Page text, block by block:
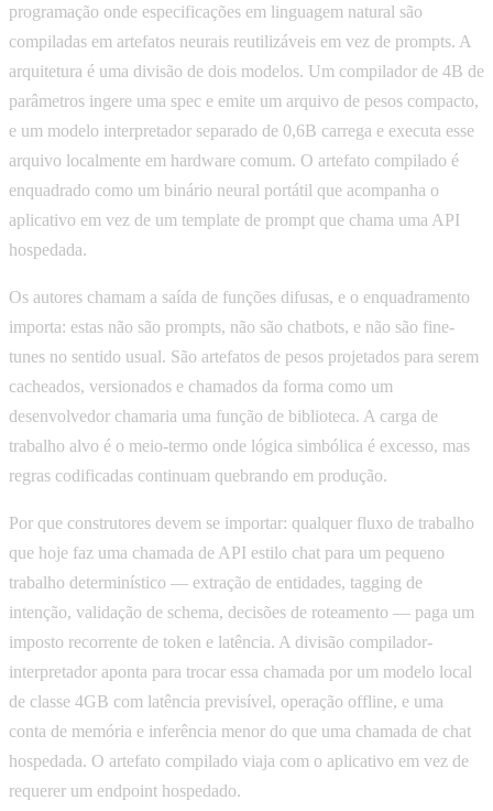
programação onde especificações em linguagem natural são
compiladas em artefatos neurais reutilizáveis em vez de prompts. A
arquitetura é uma divisão de dois modelos. Um compilador de 4B de
parâmetros ingere uma spec e emite um arquivo de pesos compacto,
e um modelo interpretador separado de 0,6B carrega e executa esse
arquivo localmente em hardware comum. O artefato compilado é
enquadrado como um binário neural portátil que acompanha o
aplicativo em vez de um template de prompt que chama uma API
hospedada.
Os autores chamam a saída de funções difusas, e o enquadramento
importa: estas não são prompts, não são chatbots, e não são fine-
tunes no sentido usual. São artefatos de pesos projetados para serem
cacheados, versionados e chamados da forma como um
desenvolvedor chamaria uma função de biblioteca. A carga de
trabalho alvo é o meio-termo onde lógica simbólica é excesso, mas
regras codificadas continuam quebrando em produção.
Por que construtores devem se importar: qualquer fluxo de trabalho
que hoje faz uma chamada de API estilo chat para um pequeno
trabalho determinístico — extração de entidades, tagging de
intenção, validação de schema, decisões de roteamento — paga um
imposto recorrente de token e latência. A divisão compilador-
interpretador aponta para trocar essa chamada por um modelo local
de classe 4GB com latência previsível, operação offline, e uma
conta de memória e inferência menor do que uma chamada de chat
hospedada. O artefato compilado viaja com o aplicativo em vez de
requerer um endpoint hospedado.